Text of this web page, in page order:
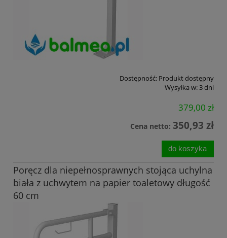
Dostępność: Produkt dostępny
Wysyłka w:3 dni
379,00 zł
Cena netto: 350,93 zł
do koszyka
Poręcz dla niepełnosprawnych stojąca uchylna
biała z uchwytem na papier toaletowy długość
60 cm